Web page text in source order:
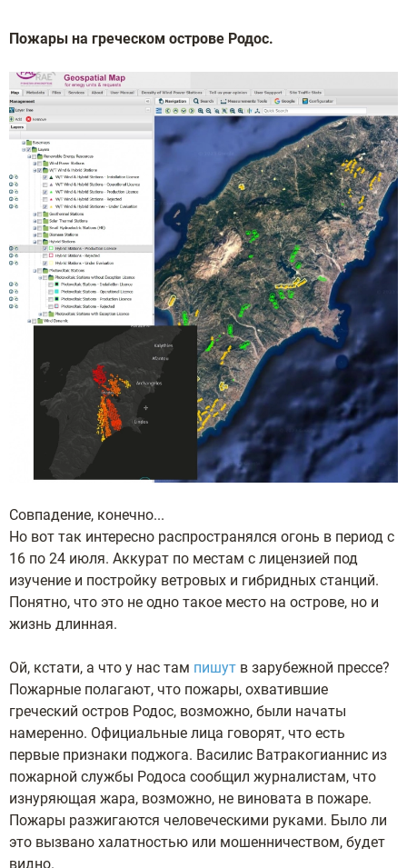
Пожары на греческом острове Родос.
Совпадение, конечно...
Но вот так интересно распространялся огонь в период с
16 по 24 июля. Аккурат по местам с лицензией под
изучение и постройку ветровых и гибридных станций.
Понятно, что это не одно такое место на острове, но и
жизнь длинная.
Ой, кстати, а что у нас там пишут в зарубежной прессе?
Пожарные полагают, что пожары, охватившие
греческий остров Родос, возможно, были начаты
намеренно. Официальные лица говорят, что есть
первые признаки поджога. Василис Ватракогианнис из
пожарной службы Родоса сообщил журналистам, что
изнуряющая жара, возможно, не виновата в пожаре.
Пожары разжигаются человеческими руками. Было ли
это вызвано халатностью или мошенничеством, будет
видно.